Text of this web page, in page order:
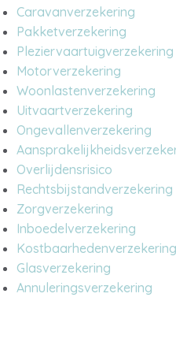
Caravanverzekering
Pakketverzekering
Pleziervaartuigverzekering
Motorverzekering
Woonlastenverzekering
Uitvaartverzekering
Ongevallenverzekering
Overlijdensrisico
Rechtsbijstandverzekering
Zorgverzekering
Inboedelverzekering
Kostbaarhedenverzekering
Glasverzekering
Annuleringsverzekering